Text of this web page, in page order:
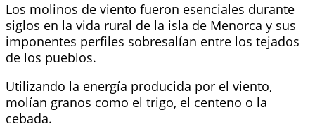
Los molinos de viento fueron esenciales durante
siglos en la vida rural de la isla de Menorca y sus
imponentes perfiles sobresalían entre los tejados
de los pueblos.
Utilizando la energía producida por el viento,
molían granos como el trigo, el centeno o la
cebada.